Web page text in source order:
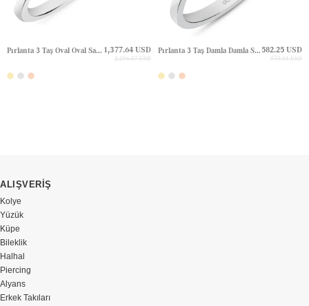
Pırlanta 3 Taş Oval Oval Safir Altın Yüzük 1,377.64 USD
2,296.07 USD
Pırlanta 3 Taş Damla Damla Sitrin Altın Yüzük 582.25 USD
970.41 USD
ALIŞVERİŞ
Kolye
Yüzük
Küpe
Bileklik
Halhal
Piercing
Alyans
Erkek Takıları